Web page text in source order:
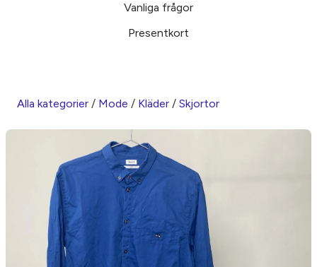
Vanliga frågor
Presentkort
Alla kategorier / Mode / Kläder / Skjortor